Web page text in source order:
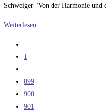
Schweiger "Von der Harmonie
Weiterlesen
vorherigen
1
…
899
900
901